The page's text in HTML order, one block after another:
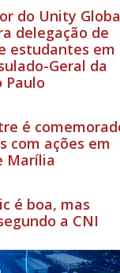
do Unity
delegação de
estudantes em
Geral da
Paulo
é
com ações em
Marília
é boa, mas
a CNI